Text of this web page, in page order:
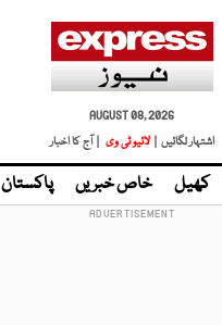
AUGUST 08, 2026
اشتہار لگائیں |
لائیو ٹی وی | آج کا اخبار
کھیل خاص خبریں پاکستان